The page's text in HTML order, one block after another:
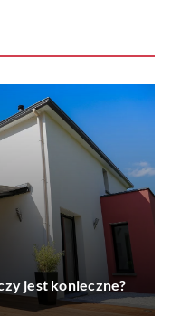
jest konieczne?